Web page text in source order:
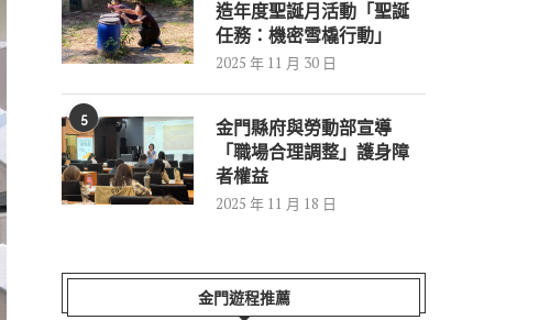
造年度聖誕月活動「聖誕
任務：機密雪橇行動」
2025 年 11 月 30 日
5
金門縣府與勞動部宣導
「職場合理調整」護身障
者權益
2025 年 11 月 18 日
金門遊程推薦